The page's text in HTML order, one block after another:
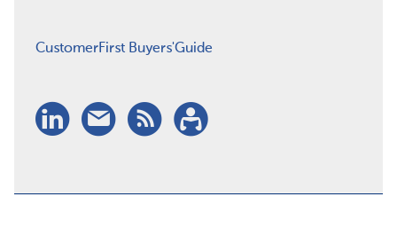
CustomerFirst Buyers'Guide
LinkedIn
Nieuwsbrief
RSSAbonneren